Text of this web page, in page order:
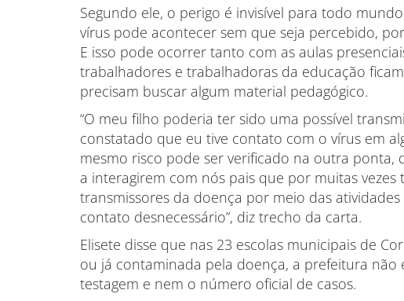
Segundo ele, o perigo é invisível para todo
vírus pode acontecer sem que seja percebido,
E isso pode ocorrer tanto com as aulas
trabalhadores e trabalhadoras da educação
precisam buscar algum material pedagógico.
“O meu filho poderia ter sido uma possível
constatado que eu tive contato com o vírus em
mesmo risco pode ser verificado na outra ponta,
a interagirem com nós pais que por muitas
transmissores da doença por meio das
contato desnecessário”, diz trecho da carta.
Elisete disse que nas 23 escolas municipais de
ou já contaminada pela doença, a prefeitura
testagem e nem o número oficial de casos.